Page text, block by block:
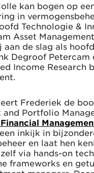
kan bogen op
in
Technologie &
Asset
aan de slag als
Degroof Petercam
Income Research
Frederiek de
and Portfolio
inkijk in
en laat hen
via hands-on
frameworks en